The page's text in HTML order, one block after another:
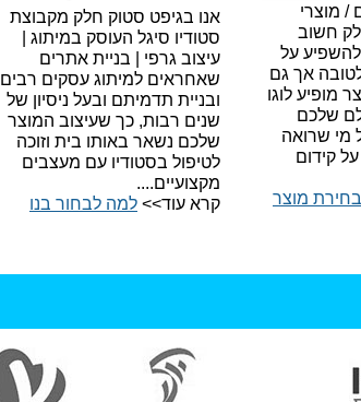
אנו בגיפט סטוק חלק מקבוצת
סטודיו סיגל העוסק במיתוג |
עיצוב גרפי | בניית אתרים
שאחראים למיתוג עסקים רבים
ובניית תדמיתם ובעל ניסיון של
שנים רבות, כך שעיצוב המוצר
שלכם נשאר באותו בית וזוכה
לטיפול בסטודיו עם מעצבים
מקצועיים....
קרא עוד>> למה לבחור בנו​
/ מוצרי
חשוב
להשפיע על
אך גם
מופיע לוגו
שלכם
מי שרואה
קידום
מוצר